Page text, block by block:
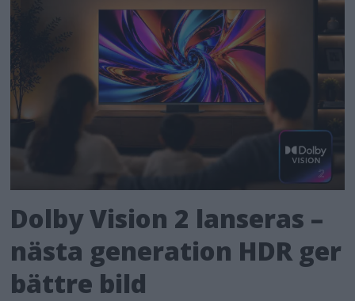
Dolby Vision 2 lanseras –
nästa generation HDR ger
bättre bild